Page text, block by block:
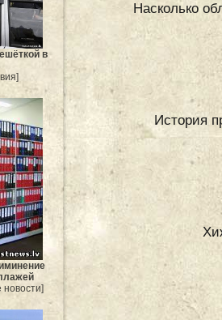
в
Насколько
История